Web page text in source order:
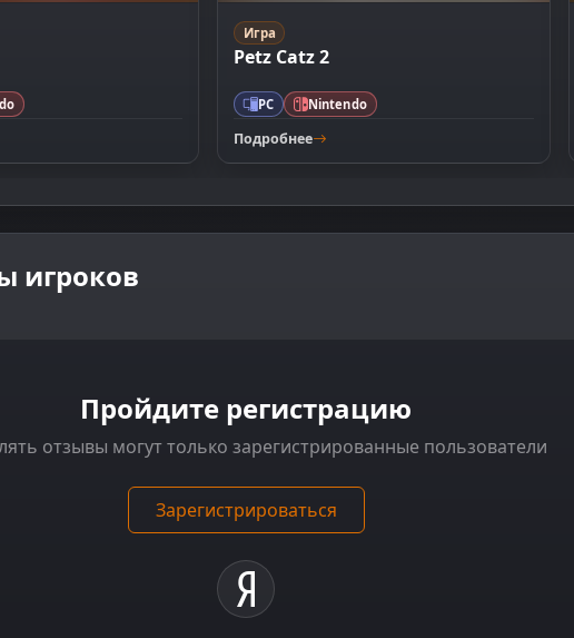
Игра
Petz Catz 2
PC Nintendo
Подробнее
игроков
Пройдите регистрацию
отзывы могут только зарегистрированные пользователи
Зарегистрироваться